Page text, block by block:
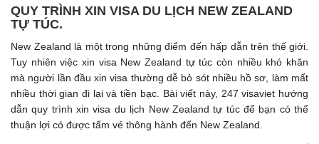
QUY TRÌNH XIN VISA DU LỊCH NEW ZEALAND
TỰ TÚC.
New Zealand là một trong những điểm đến hấp dẫn trên thế giới.
Tuy nhiên việc xin visa New Zealand tự túc còn nhiều khó khăn
mà người lần đầu xin visa thường dễ bỏ sót nhiều hồ sơ, làm mất
nhiều thời gian đi lại và tiền bạc. Bài viết này, 247 visaviet hướng
dẫn quy trình xin visa du lịch New Zealand tự túc để bạn có thể
thuận lợi có được tấm vé thông hành đến New Zealand.